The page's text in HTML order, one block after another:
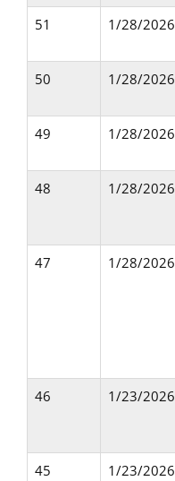
51
1/28/2026
50
1/28/2026
49
1/28/2026
48
1/28/2026
47
1/28/2026
46
1/23/2026
45
1/23/2026